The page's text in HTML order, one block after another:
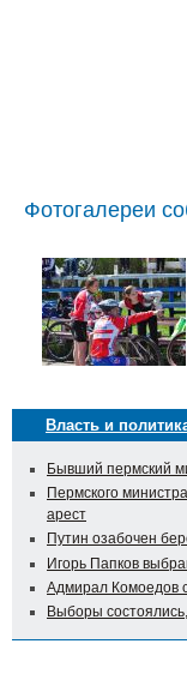
Фотогалереи
Власть и
Бывший пермский
Пермского
арест
Путин озабочен
Игорь Папков
Адмирал Комоедов
Выборы